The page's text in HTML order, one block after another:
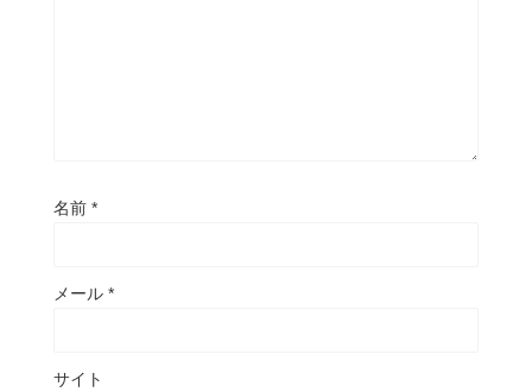
名前 *
メール *
サイト